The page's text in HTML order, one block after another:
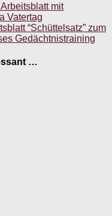
mit
Vatertag
“Schüttelsatz” zum
Gedächtnistraining
…